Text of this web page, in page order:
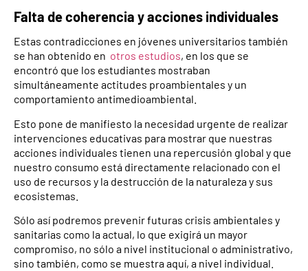
Falta de coherencia y acciones individuales
Estas contradicciones en jóvenes universitarios también
se han obtenido en otros estudios, en los que se
encontró que los estudiantes mostraban
simultáneamente actitudes proambientales y un
comportamiento antimedioambiental.
Esto pone de manifiesto la necesidad urgente de realizar
intervenciones educativas para mostrar que nuestras
acciones individuales tienen una repercusión global y que
nuestro consumo está directamente relacionado con el
uso de recursos y la destrucción de la naturaleza y sus
ecosistemas.
Sólo así podremos prevenir futuras crisis ambientales y
sanitarias como la actual, lo que exigirá un mayor
compromiso, no sólo a nivel institucional o administrativo,
sino también, como se muestra aquí, a nivel individual.